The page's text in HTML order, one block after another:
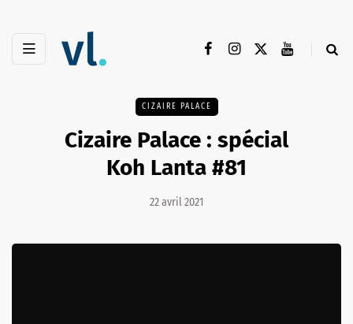
CIZAIRE PALACE
Cizaire Palace : spécial
Koh Lanta #81
22 avril 2021